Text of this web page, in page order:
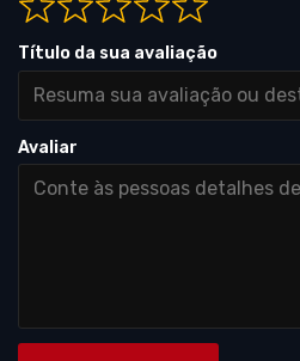
Título da sua avaliação
Avaliar